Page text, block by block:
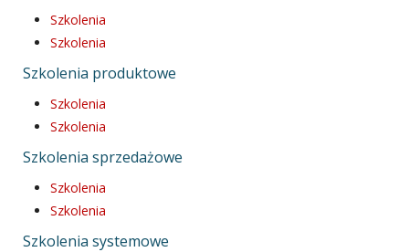
Szkolenia
Szkolenia
Szkolenia produktowe
Szkolenia
Szkolenia
Szkolenia sprzedażowe
Szkolenia
Szkolenia
Szkolenia systemowe